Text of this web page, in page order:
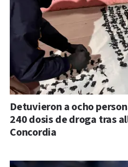
Detuvieron a ocho
240 dosis de droga tras
Concordia